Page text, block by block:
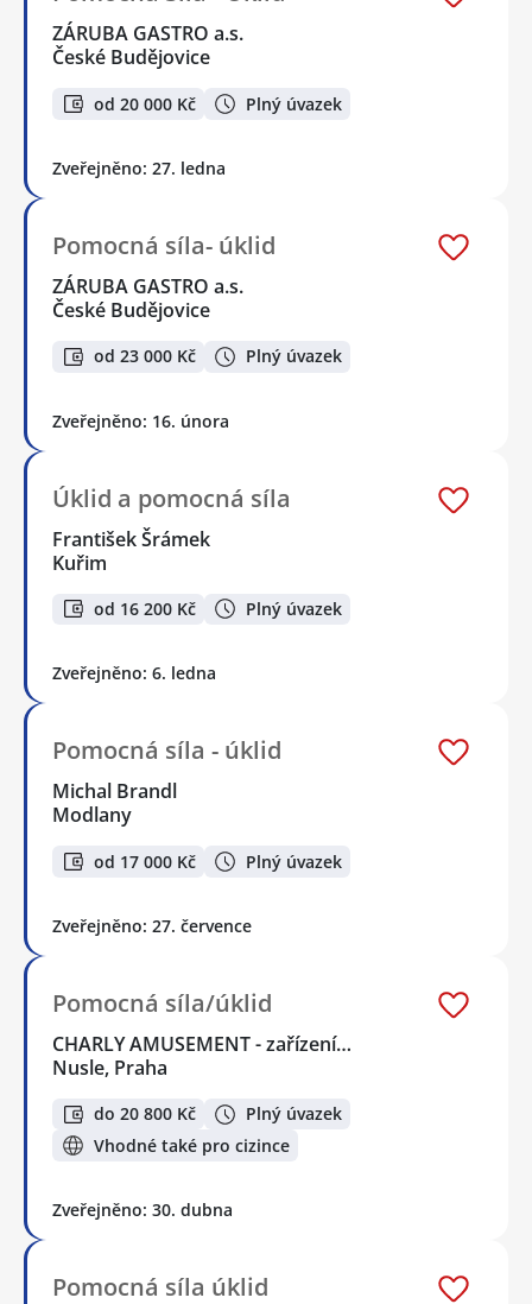
ZÁRUBA GASTRO a.s.
České Budějovice
od 20 000 Kč Plný úvazek
Zveřejněno: 27. ledna
Pomocná síla- úklid
ZÁRUBA GASTRO a.s.
České Budějovice
od 23 000 Kč Plný úvazek
Zveřejněno: 16. února
Úklid a pomocná síla
František Šrámek
Kuřim
od 16 200 Kč Plný úvazek
Zveřejněno: 6. ledna
Pomocná síla - úklid
Michal Brandl
Modlany
od 17 000 Kč Plný úvazek
Zveřejněno: 27. července
Pomocná síla/úklid
CHARLY AMUSEMENT - zařízení…
Nusle, Praha
do 20 800 Kč
Plný úvazek
Vhodné také pro cizince
Zveřejněno: 30. dubna
Pomocná síla úklid